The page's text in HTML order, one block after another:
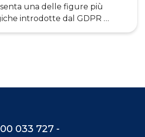
& Data Protection della
una delle figure più
introdotte dal GDPR
Data Protection Regulation)
sempre più centrale nelle
diversi casi, è obbligatoria per
033 727 -